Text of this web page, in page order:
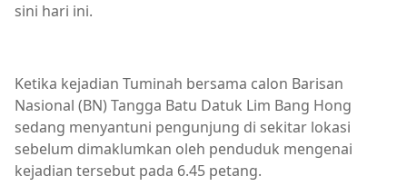
sini hari ini.
Ketika kejadian Tuminah bersama calon Barisan
Nasional (BN) Tangga Batu Datuk Lim Bang Hong
sedang menyantuni pengunjung di sekitar lokasi
sebelum dimaklumkan oleh penduduk mengenai
kejadian tersebut pada 6.45 petang.